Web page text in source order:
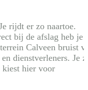
rijdt er zo naartoe.
bij de afslag heb je
Calveen bruist
dienstverleners. Je
kiest hier voor